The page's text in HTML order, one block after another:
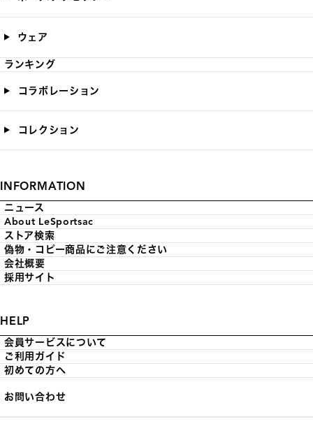
ウェア
ランキング
コラボレーション
コレクション
INFORMATION
ニュース
About LeSportsac
ストア検索
偽物・コピー商品にご注意ください
会社概要
採用サイト
HELP
会員サービスについて
ご利用ガイド
初めての方へ
お問い合わせ